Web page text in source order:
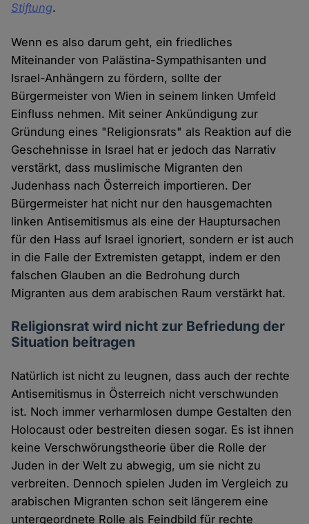
Stiftung.
Wenn es also darum geht, ein friedliches
Miteinander von Palästina-Sympathisanten und
Israel-Anhängern zu fördern, sollte der
Bürgermeister von Wien in seinem linken Umfeld
Einfluss nehmen. Mit seiner Ankündigung zur
Gründung eines "Religionsrats" als Reaktion auf die
Geschehnisse in Israel hat er jedoch das Narrativ
verstärkt, dass muslimische Migranten den
Judenhass nach Österreich importieren. Der
Bürgermeister hat nicht nur den hausgemachten
linken Antisemitismus als eine der Hauptursachen
für den Hass auf Israel ignoriert, sondern er ist auch
in die Falle der Extremisten getappt, indem er den
falschen Glauben an die Bedrohung durch
Migranten aus dem arabischen Raum verstärkt hat.
Religionsrat wird nicht zur Befriedung der
Situation beitragen
Natürlich ist nicht zu leugnen, dass auch der rechte
Antisemitismus in Österreich nicht verschwunden
ist. Noch immer verharmlosen dumpe Gestalten den
Holocaust oder bestreiten diesen sogar. Es ist ihnen
keine Verschwörungstheorie über die Rolle der
Juden in der Welt zu abwegig, um sie nicht zu
verbreiten. Dennoch spielen Juden im Vergleich zu
arabischen Migranten schon seit längerem eine
untergeordnete Rolle als Feindbild für rechte